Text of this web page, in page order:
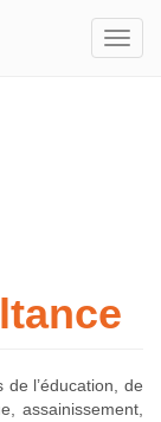
l’éducation, de
assainissement,